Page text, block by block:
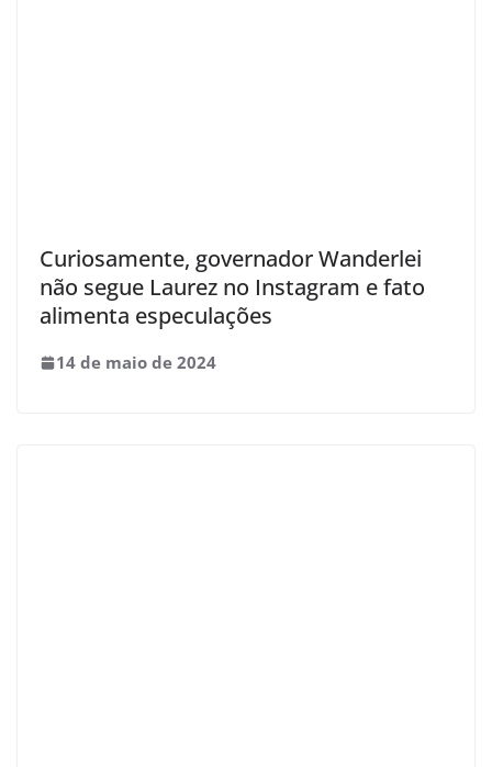
Curiosamente, governador Wanderlei
não segue Laurez no Instagram e fato
alimenta especulações
14 de maio de 2024